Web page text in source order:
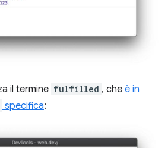
il termine fulfilled , che è in
specifica: